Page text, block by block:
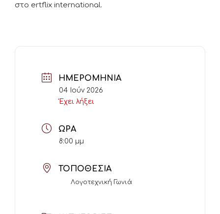
στο ertflix international.
ΗΜΕΡΟΜΗΝΊΑ
04 Ιούν 2026
Έχει λήξει
ΏΡΑ
8:00 μμ
ΤΟΠΟΘΕΣΊΑ
Λογοτεχνική Γωνιά